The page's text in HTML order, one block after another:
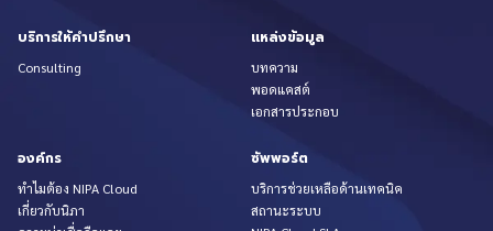
บริการให้คำปรึกษา
Consulting
แหล่งข้อมูล
บทความ
พอดแคสต์
เอกสารประกอบ
องค์กร
ทำไมต้อง NIPA Cloud
เกี่ยวกับนิภา
ซัพพอร์ต
บริการช่วยเหลือด้านเทคนิค
สถานะระบบ